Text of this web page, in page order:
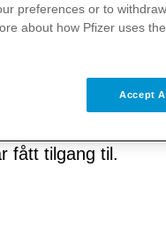
disse
på
fått tilgang til.
preferences or to
about how Pfizer uses
Accept